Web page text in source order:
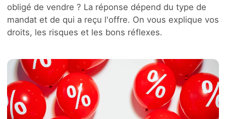
obligé de vendre ? La réponse dépend du type de
mandat et de qui a reçu l'offre. On vous explique vos
droits, les risques et les bons réflexes.